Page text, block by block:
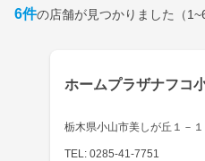
取扱店検索はこちら
6件の店舗が見つかりました （
ホームプラザナフコ
栃木県小山市美しが丘１－
TEL: 0285-41-7751